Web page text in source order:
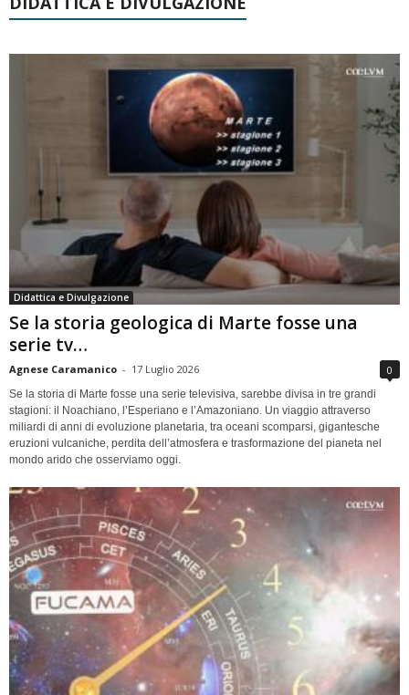
Didattica e Divulgazione
Se la storia geologica di Marte fosse una
serie tv…
Agnese Caramanico - 17 Luglio 2026 0
Se la storia di Marte fosse una serie televisiva, sarebbe divisa in tre grandi
stagioni: il Noachiano, l’Esperiano e l’Amazoniano. Un viaggio attraverso
miliardi di anni di evoluzione planetaria, tra oceani scomparsi, gigantesche
eruzioni vulcaniche, perdita dell’atmosfera e trasformazione del pianeta nel
mondo arido che osserviamo oggi.